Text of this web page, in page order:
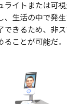
ライトまたは可
、生活の中で発
できるため、非
ことが可能だ。